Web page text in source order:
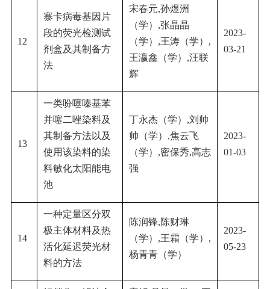
12
寨卡病毒基因片
段的荧光检测试
剂盒及其制备方
法
宋春元,孙煜洲
（学） ,张晶晶
（学） ,王涛（学） ,
王瀛鑫（学） ,汪联
辉
2023-
03-21
13
一类吩噻嗪基苯
并噻二唑染料及
其制备方法以及
使用该染料的染
料敏化太阳能电
池
丁永杰（学） ,刘帅
帅（学） ,焦云飞
（学） ,密保秀,高志
强
2023-
01-03
14
一种定量区分双
极主体材料及热
活化延迟荧光材
料的方法
陈润锋,陈财琳
（学） ,王霜（学） ,
杨青青（学）
2023-
05-23